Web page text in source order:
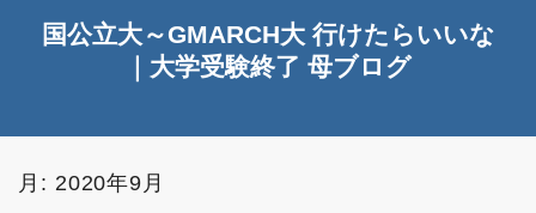
国公立大～GMARCH大 行けたらいいな
｜大学受験終了 母ブログ
月: 2020年9月